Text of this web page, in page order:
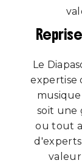
Le
expertise
soit une
ou tout